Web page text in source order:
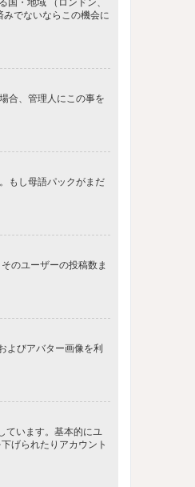
でないならこの機会に
合、管理人にこの事を
もし母語パックがまだ
のユーザーの投稿数ま
よびアバター画像を利
ています。基本的にユ
げられたりアカウント